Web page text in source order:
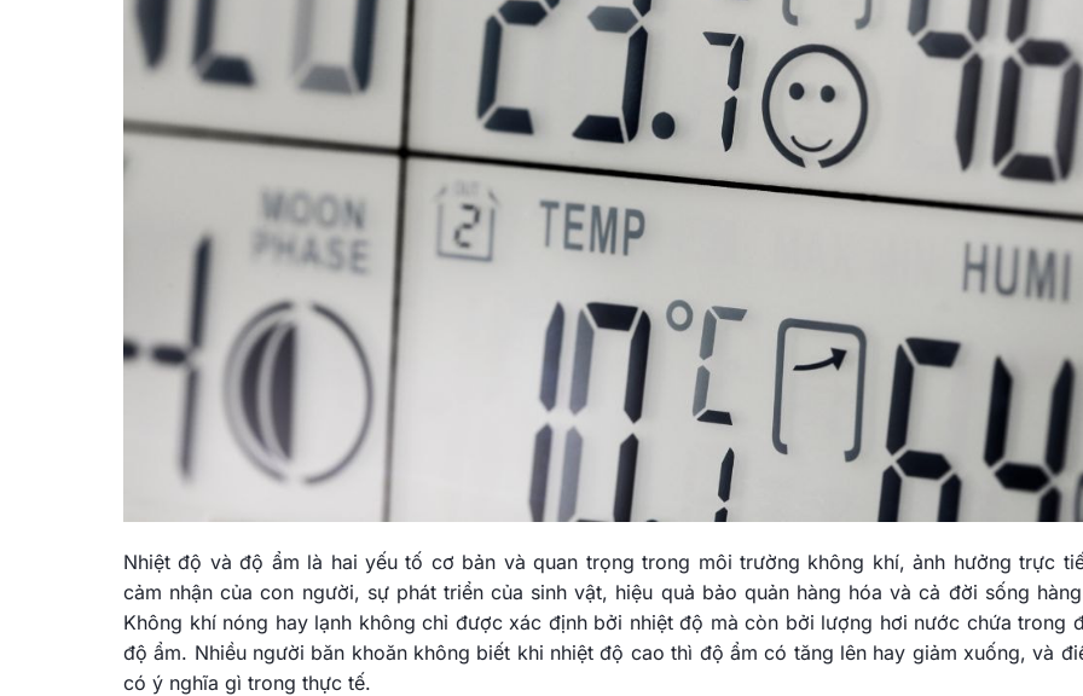
Nhiệt độ và độ ẩm là hai yếu tố cơ bản và quan trọng trong môi trường không khí, ảnh hưởng trực
cảm nhận của con người, sự phát triển của sinh vật, hiệu quả bảo quản hàng hóa và cả đời sống
Không khí nóng hay lạnh không chỉ được xác định bởi nhiệt độ mà còn bởi lượng hơi nước chứa trong
độ ẩm. Nhiều người băn khoăn không biết khi nhiệt độ cao thì độ ẩm có tăng lên hay giảm xuống, và
có ý nghĩa gì trong thực tế.